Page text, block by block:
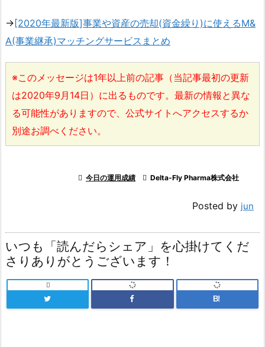
→ [2020年最新版]事業や資産の売却(資金繰り)に使えるM&
A(事業継承)マッチングサービスまとめ
※このメッセージは1年以上前の記事（当記事最初の更新
は2020年9月14日）に出るものです。最新の情報と異な
る可能性がありますので、公式サイトへアクセスするか
別途お調べください。
 今日の運用成績  Delta-Fly Pharma株式会社
Posted by jun
いつも「読んだらシェア」を心掛けてくだ
さりありがとうございます！

B!